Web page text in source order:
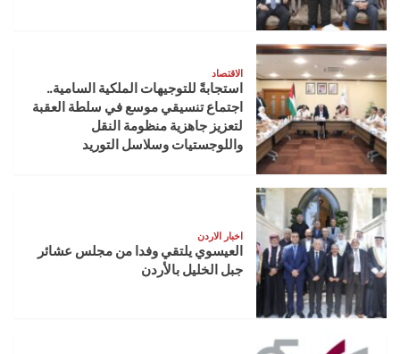
الاقتصاد
استجابةً للتوجيهات الملكية السامية..
اجتماع تنسيقي موسع في سلطة العقبة
لتعزيز جاهزية منظومة النقل
واللوجستيات وسلاسل التوريد
اخبار الاردن
العيسوي يلتقي وفدا من مجلس عشائر
جبل الخليل بالأردن